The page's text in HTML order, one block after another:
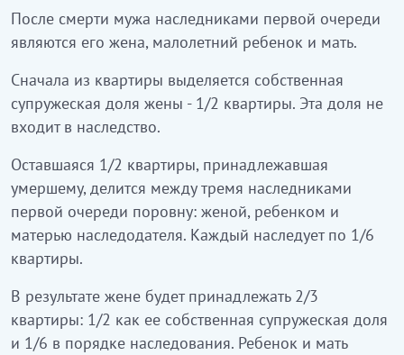
соответствующих юридических фактов (факта
родственных или брачных отношений, факта
регистрации тех или иных событий и так далее)
разрешаются в судебном порядке.
После смерти мужа наследниками первой очереди
являются его жена, малолетний ребенок и мать.
Сначала из квартиры выделяется собственная
супружеская доля жены - 1/2 квартиры. Эта доля не
входит в наследство.
Оставшаяся 1/2 квартиры, принадлежавшая
умершему, делится между тремя наследниками
первой очереди поровну: женой, ребенком и
матерью наследодателя. Каждый наследует по 1/6
квартиры.
В результате жене будет принадлежать 2/3
квартиры: 1/2 как ее собственная супружеская доля
и 1/6 в порядке наследования. Ребенок и мать